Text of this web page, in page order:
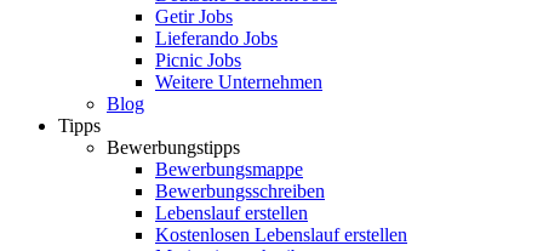
Getir Jobs
Lieferando Jobs
Picnic Jobs
Weitere Unternehmen
Blog
Tipps
Bewerbungstipps
Bewerbungsmappe
Bewerbungsschreiben
Lebenslauf erstellen
Kostenlosen Lebenslauf erstellen